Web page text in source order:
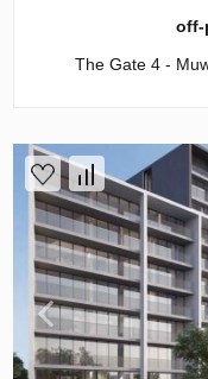
The Gate 4 -